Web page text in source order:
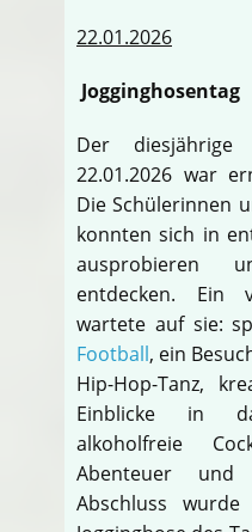
22.01.2026
Jogginghosentag
Der diesjährige
22.01.2026 war
Die Schülerinnen
konnten sich in
ausprobieren
entdecken. Ein
wartete auf sie:
Football, ein
Hip-Hop-Tanz,
Einblicke in
alkoholfreie
Abenteuer
Abschluss